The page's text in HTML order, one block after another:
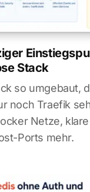
Stack
so umgebaut,
noch Traefik
Netze,
Ports mehr.